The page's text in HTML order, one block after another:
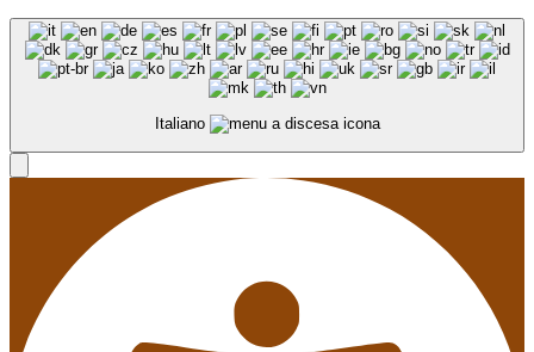
Italiano